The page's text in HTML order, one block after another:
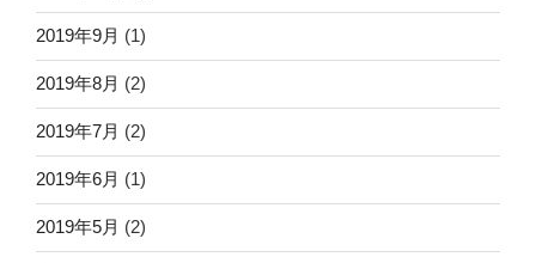
2019年9月 (1)
2019年8月 (2)
2019年7月 (2)
2019年6月 (1)
2019年5月 (2)